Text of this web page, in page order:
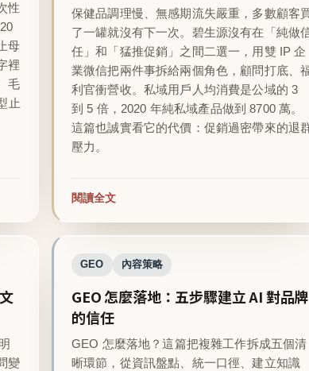
性
母
裡
毛
止
保健品調理慢、無感期流失嚴重，多數顧客
了一罐就沒有下一次。碧生源沒有在「純做
任」和「猛推促銷」之間二選一，用雙 IP 企
業微信把兩件事拆給兩個角色，顧問打底、
利官衝營收。私域用戶人均消費是公域的 3
到 5 倍，2020 年純私域產品做到 8700 萬。
這篇也誠實看它的代價：促銷過密帶來的退
壓力。
閱讀全文
變
GEO 內容策略
GEO 怎麼落地：五步驟建立 AI 對品牌
的信任
GEO 怎麼落地？這篇把複雜工作拆成五個清
晰環節，從資訊盤點、統一口徑、建立知識